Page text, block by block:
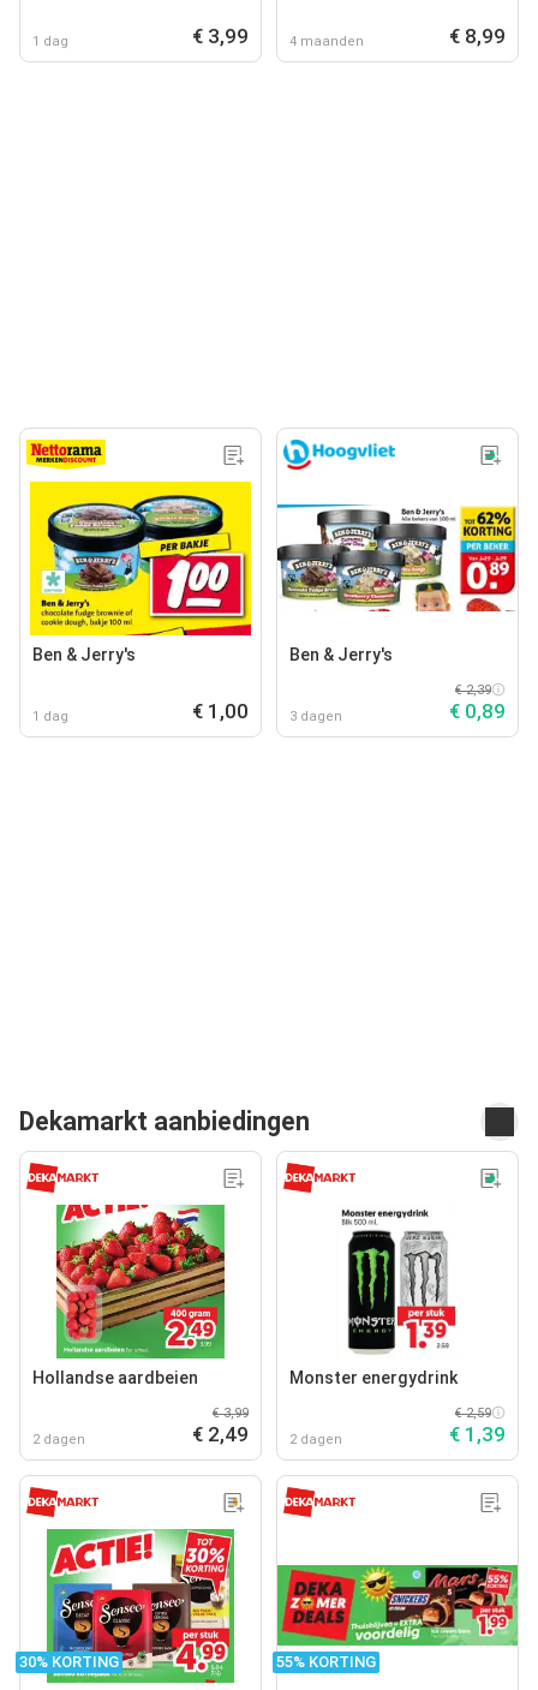
1 dag € 3,99 4 maanden € 8,99
Ben & Jerry's
1 dag € 1,00
Ben & Jerry's
3 dagen
€ 2,39
€ 0,89
Dekamarkt aanbiedingen
Hollandse aardbeien
2 dagen
€ 3,99
€ 2,49
Monster energydrink
2 dagen
€ 2,59
€ 1,39
30% KORTING 55% KORTING